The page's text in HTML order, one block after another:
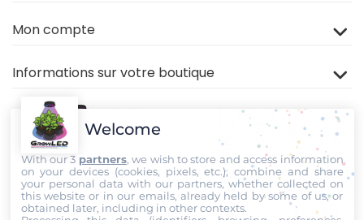
Mon compte
Informations sur votre boutique
Rejoignez nous surTIKTOK,Youtube etFacebook!
Welcome
With our 3 partners, we wish to store and access information
on your devices (cookies, pixels, etc.), combine and share
your personal data with our partners, whether collected on
this website or in our emails, already held by some of us, or
obtained later, including in other contexts.